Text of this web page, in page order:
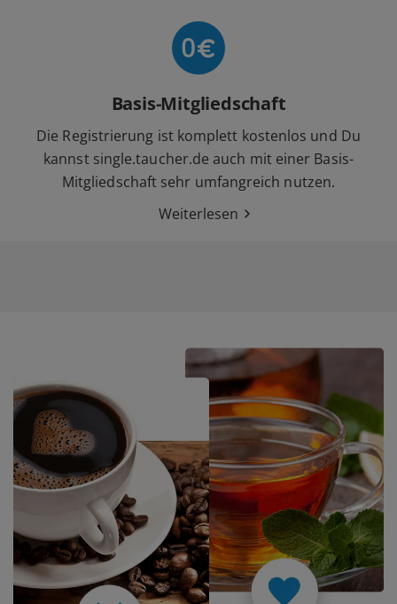
Basis-Mitgliedschaft
Die Registrierung ist komplett kostenlos und Du
kannst single.taucher.de auch mit einer Basis-
Mitgliedschaft sehr umfangreich nutzen.
Weiterlesen